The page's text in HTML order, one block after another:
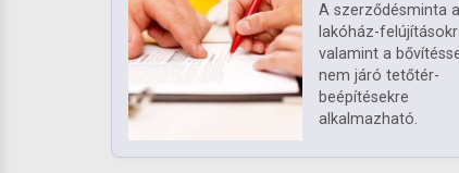
A szerződésminta a
lakóház-
valamint a
nem járó tetőtér-
beépítésekre
alkalmazható.